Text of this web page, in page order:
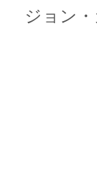
ジョン